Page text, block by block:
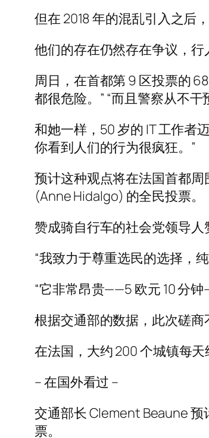
但在 2018 年的混乱引入之后
他们的存在仍然存在争议，行
周日，在首都第 9 区投票的
都很危险。” “而且警察从不干
和她一样，50 岁的 IT 工作者
你看到人们的行为很疯狂。”
预计这种观点将在法国首都周
(Anne Hidalgo) 的全民投票。
赞成骑自行车的社会党领导人
“我致力于尊重选民的选择，
“它非常昂贵——5 欧元 10 分
根据交通部的数据，此次磋商
在法国，大约 200 个城镇每天
– 在国外看过 –
交通部长 Clement Beaune
票。